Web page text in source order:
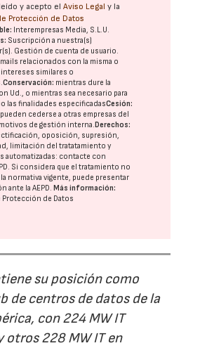
y acepto elAviso Legal y la
Protección de Datos
Interempresas Media, S.L.U.
Suscripción a nuestra(s)
Gestión de cuenta de usuario.
relacionados con la misma o
intereses similares o
Conservación: mientras dure la
Ud., o mientras sea necesario para
las finalidades especificadasCesión:
cederse a otras empresas del
de gestión interna.Derechos:
oposición, supresión,
limitación del tratatamiento y
automatizadas: contacte con
. Si considera que el tratamiento no
la normativa vigente, puede presentar
ante laAEPD .Más información:
Protección de Datos
su posición como
de centros de datos de la
con 224 MW IT
otros 228 MW IT en